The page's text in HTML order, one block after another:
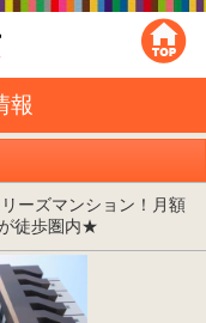
報
ーズマンション！月額
徒歩圏内★